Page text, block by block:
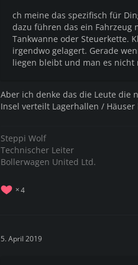
ch meine das spezifisch für
dazu führen das ein Fahrzeug
Tankwanne oder Steuerkette.
irgendwo gelagert. Gerade
liegen bleibt und man es
Aber ich denke das die Leute die
Insel verteilt Lagerhallen / Häuser
Steppi Wolf
Technischer Leiter
Bollerwagen United Ltd.
4
5. April 2019